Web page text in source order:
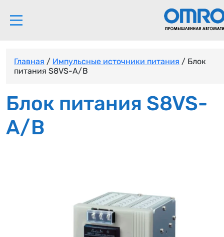
Главная / Импульсные источники питания / Блок
питания S8VS-A/B
Блок питания S8VS-
A/B